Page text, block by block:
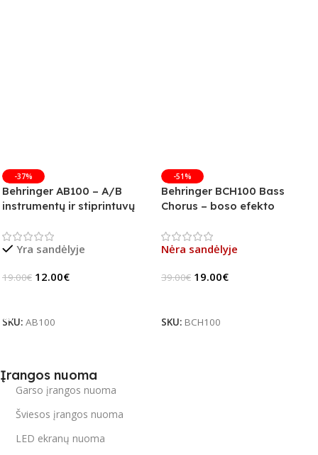
-37%
Behringer AB100 – A/B
instrumentų ir stiprintuvų
Yra sandėlyje
19.00€ 12.00€
SKU: AB100
-51%
Behringer BCH100 Bass
Chorus – boso efekto
Nėra sandėlyje
39.00€ 19.00€
SKU: BCH100
Įrangos nuoma
Garso įrangos nuoma
Šviesos įrangos nuoma
LED ekranų nuoma